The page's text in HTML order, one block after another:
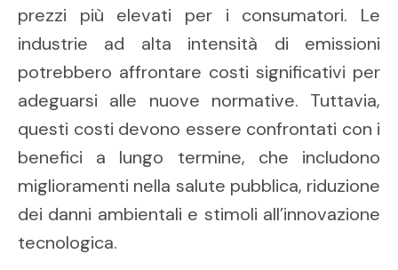
prezzi più elevati per i consumatori. Le
industrie ad alta intensità di emissioni
potrebbero affrontare costi significativi per
adeguarsi alle nuove normative. Tuttavia,
questi costi devono essere confrontati con i
benefici a lungo termine, che includono
miglioramenti nella salute pubblica, riduzione
dei danni ambientali e stimoli all’innovazione
tecnologica.